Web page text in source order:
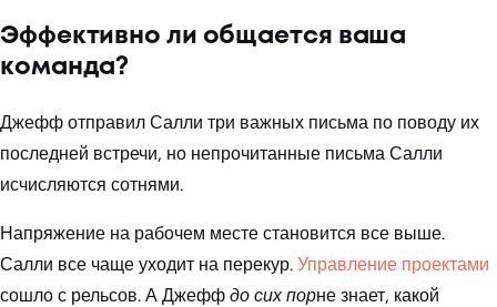
Эффективно ли общается ваша
команда?
Джефф отправил Салли три важных письма по поводу их
последней встречи, но непрочитанные письма Салли
исчисляются сотнями.
Напряжение на рабочем месте становится все выше.
Салли все чаще уходит на перекур. Управление проектами
сошло с рельсов. А Джефф до сих порне знает, какой